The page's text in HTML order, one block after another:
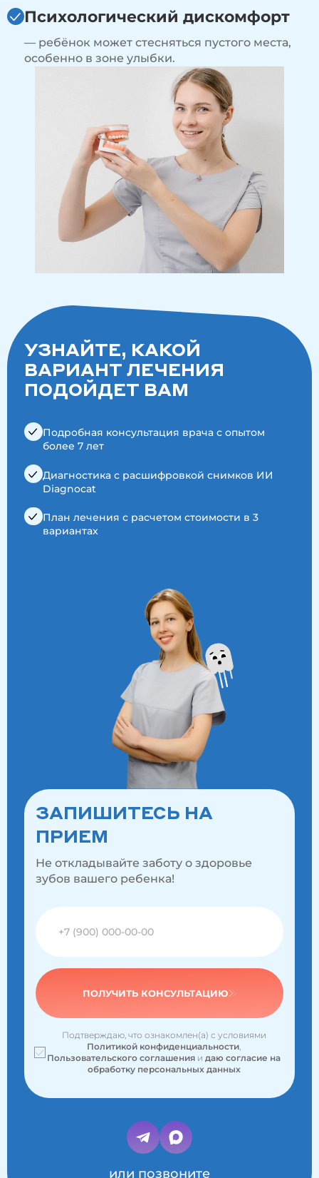
Психологический дискомфорт
— ребёнок может стесняться пустого места,
особенно в зоне улыбки.
УЗНАЙТЕ, КАКОЙ
ВАРИАНТ ЛЕЧЕНИЯ
ПОДОЙДЕТ ВАМ
Подробная консультация врача с опытом
более 7 лет
Диагностика с расшифровкой снимков ИИ
Diagnocat
План лечения с расчетом стоимости в 3
вариантах
ЗАПИШИТЕСЬ НА
ПРИЕМ
Не откладывайте заботу о здоровье
зубов вашего ребенка!
ПОЛУЧИТЬ КОНСУЛЬТАЦИЮ
Подтверждаю, что ознакомлен(а) с условиями
Политикой конфиденциальности
Пользовательского соглашения и даю согласие на
обработку персональных данных
или позвоните